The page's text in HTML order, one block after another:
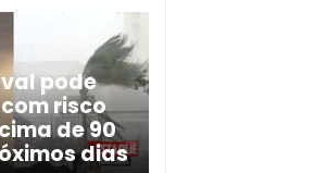
pode
risco
de 90
dias